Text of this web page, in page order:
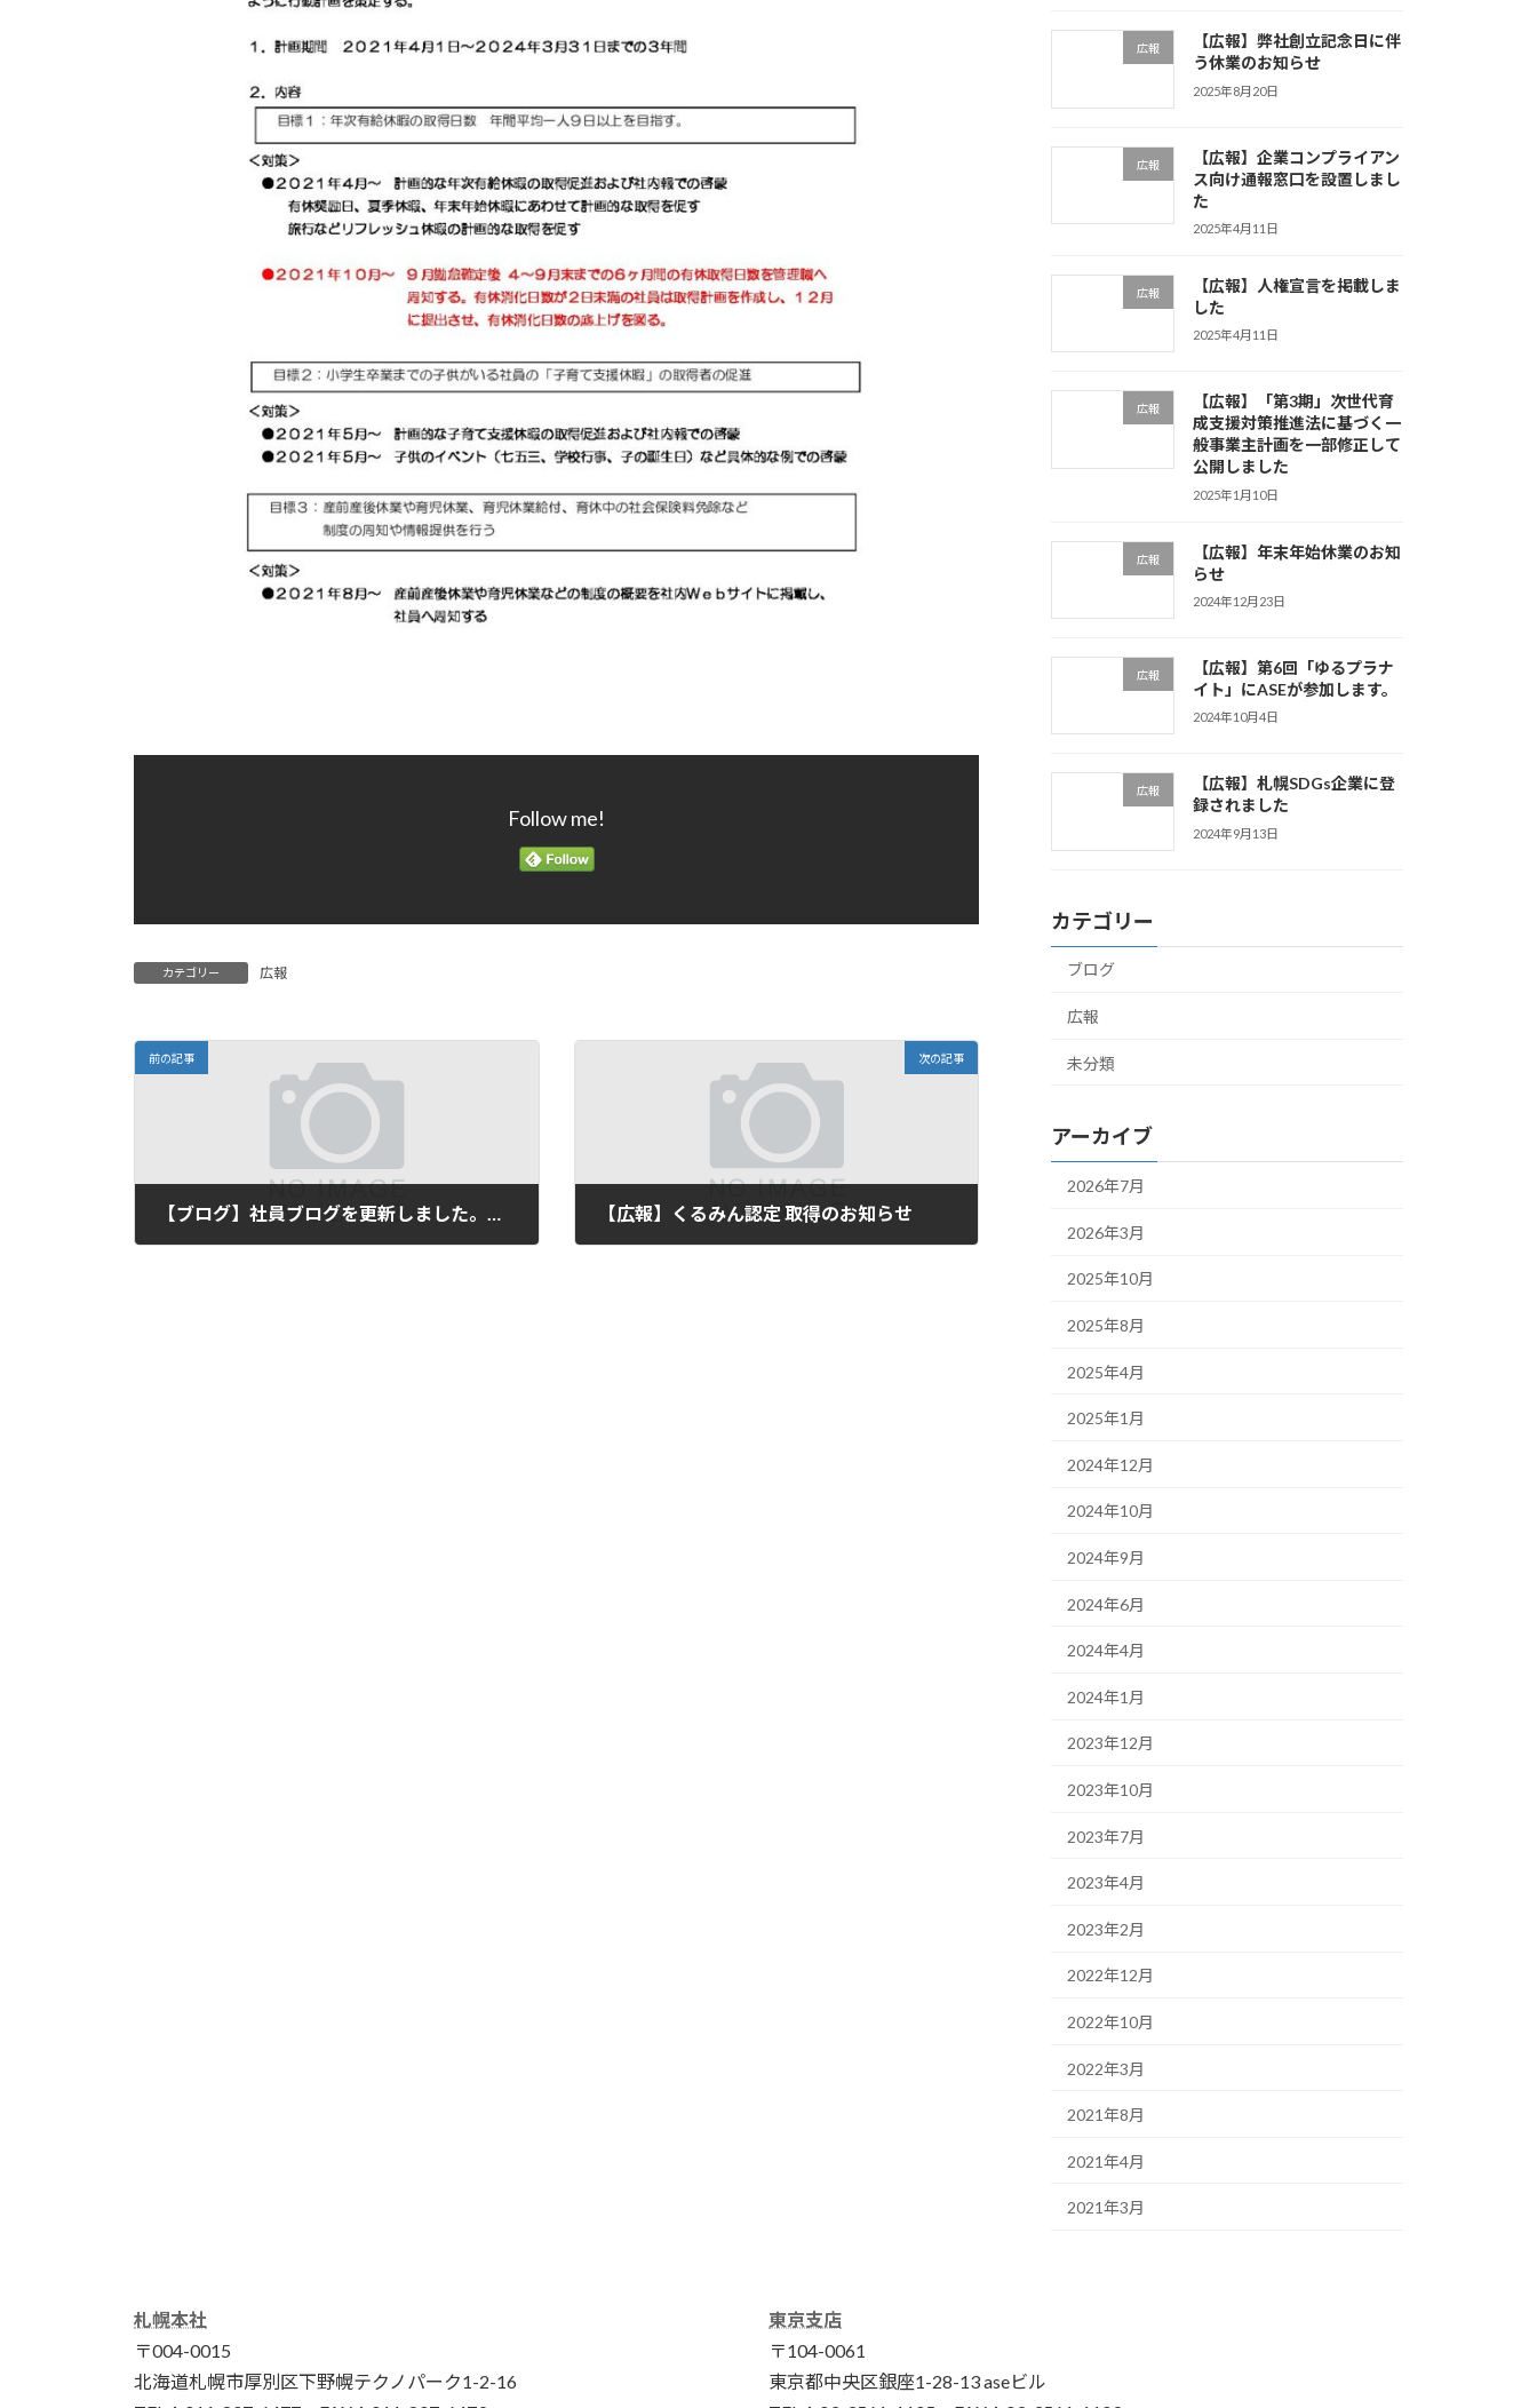
Follow me!
カテゴリー 広報
前の記事
【ブログ】社員ブログを更新しました。（夢のD部に参加しました）
次の記事
【広報】くるみん認定 取得のお知らせ
広報
【広報】弊社創立記念日に伴
う休業のお知らせ
2025年8月20日
広報
【広報】企業コンプライアン
ス向け通報窓口を設置しまし
た
2025年4月11日
広報
【広報】人権宣言を掲載しま
した
2025年4月11日
広報
【広報】「第3期」次世代育
成支援対策推進法に基づく一
般事業主計画を一部修正して
公開しました
2025年1月10日
広報
【広報】年末年始休業のお知
らせ
2024年12月23日
広報
【広報】第6回「ゆるプラナ
イト」にASEが参加します。
2024年10月4日
広報
【広報】札幌SDGs企業に登
録されました
2024年9月13日
カテゴリー
ブログ
広報
未分類
アーカイブ
2026年7月
2026年3月
2025年10月
2025年8月
2025年4月
2025年1月
2024年12月
2024年10月
2024年9月
2024年6月
2024年4月
2024年1月
2023年12月
2023年10月
2023年7月
2023年4月
2023年2月
2022年12月
2022年10月
2022年3月
2021年8月
2021年4月
2021年3月
札幌本社
〒004-0015
北海道札幌市厚別区下野幌テクノパーク1-2-16
東京支店
〒104-0061
東京都中央区銀座1-28-13 aseビル